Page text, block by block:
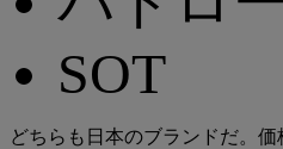
SOT
どちらも日本のブランドだ。